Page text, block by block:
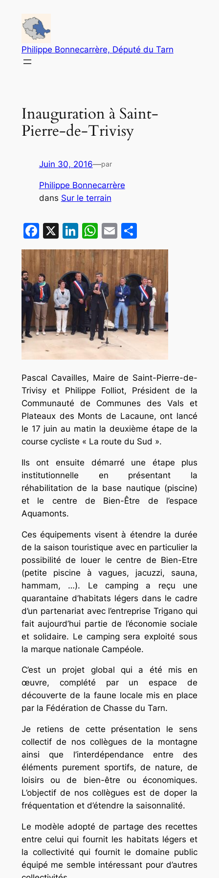
contenu
Philippe Bonnecarrère, Député du Tarn
Inauguration à Saint-
Pierre-de-Trivisy
Juin 30, 2016—par
Philippe Bonnecarrère
dans Sur le terrain
Facebook
X LinkedIn
WhatsApp
EmailPartager
Pascal Cavailles, Maire de Saint-Pierre-de-
Trivisy et Philippe Folliot, Président de la
Communauté de Communes des Vals et
Plateaux des Monts de Lacaune, ont lancé
le 17 juin au matin la deuxième étape de la
course cycliste « La route du Sud ».
Ils ont ensuite démarré une étape plus
institutionnelle en présentant la
réhabilitation de la base nautique (piscine)
et le centre de Bien-Être de l’espace
Aquamonts.
Ces équipements visent à étendre la durée
de la saison touristique avec en particulier la
possibilité de louer le centre de Bien-Etre
(petite piscine à vagues, jacuzzi, sauna,
hammam, …). Le camping a reçu une
quarantaine d’habitats légers dans le cadre
d’un partenariat avec l’entreprise Trigano qui
fait aujourd’hui partie de l’économie sociale
et solidaire. Le camping sera exploité sous
la marque nationale Campéole.
C’est un projet global qui a été mis en
œuvre, complété par un espace de
découverte de la faune locale mis en place
par la Fédération de Chasse du Tarn.
Je retiens de cette présentation le sens
collectif de nos collègues de la montagne
ainsi que l’interdépendance entre des
éléments purement sportifs, de nature, de
loisirs ou de bien-être ou économiques.
L’objectif de nos collègues est de doper la
fréquentation et d’étendre la saisonnalité.
Le modèle adopté de partage des recettes
entre celui qui fournit les habitats légers et
la collectivité qui fournit le domaine public
équipé me semble intéressant pour d’autres